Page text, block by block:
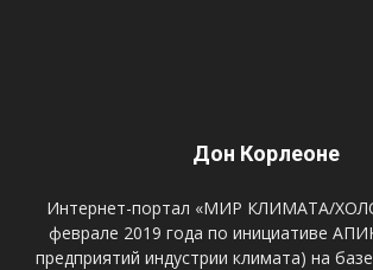
Дон Корлеоне
Интернет-портал «МИР КЛИМАТА/
феврале 2019 года по инициативе
предприятий индустрии климата) на